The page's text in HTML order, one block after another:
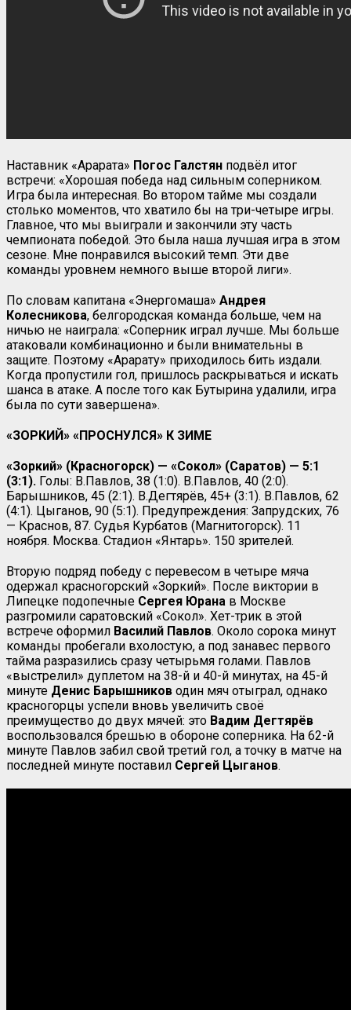
Наставник «Арарата» Погос Галстян подвёл итог
встречи: «Хорошая победа над сильным соперником.
Игра была интересная. Во втором тайме мы создали
столько моментов, что хватило бы на три-четыре игры.
Главное, что мы выиграли и закончили эту часть
чемпионата победой. Это была наша лучшая игра в этом
сезоне. Мне понравился высокий темп. Эти две
команды уровнем немного выше второй лиги».
По словам капитана «Энергомаша» Андрея
Колесникова, белгородская команда больше, чем на
ничью не наиграла: «Соперник играл лучше. Мы больше
атаковали комбинационно и были внимательны в
защите. Поэтому «Арарату» приходилось бить издали.
Когда пропустили гол, пришлось раскрываться и искать
шанса в атаке. А после того как Бутырина удалили, игра
была по сути завершена».
«ЗОРКИЙ» «ПРОСНУЛСЯ» К ЗИМЕ
«Зоркий» (Красногорск) — «Сокол» (Саратов) — 5:1
(3:1). Голы: В.Павлов, 38 (1:0). В.Павлов, 40 (2:0).
Барышников, 45 (2:1). В.Дегтярёв, 45+ (3:1). В.Павлов, 62
(4:1). Цыганов, 90 (5:1). Предупреждения: Запрудских, 76
— Краснов, 87. Судья Курбатов (Магнитогорск). 11
ноября. Москва. Стадион «Янтарь». 150 зрителей.
Вторую подряд победу с перевесом в четыре мяча
одержал красногорский «Зоркий». После виктории в
Липецке подопечные Сергея Юрана в Москве
разгромили саратовский «Сокол». Хет-трик в этой
встрече оформил Василий Павлов. Около сорока минут
команды пробегали вхолостую, а под занавес первого
тайма разразились сразу четырьмя голами. Павлов
«выстрелил» дуплетом на 38-й и 40-й минутах, на 45-й
минуте Денис Барышников один мяч отыграл, однако
красногорцы успели вновь увеличить своё
преимущество до двух мячей: это Вадим Дегтярёв
воспользовался брешью в обороне соперника. На 62-й
минуте Павлов забил свой третий гол, а точку в матче на
последней минуте поставил Сергей Цыганов.